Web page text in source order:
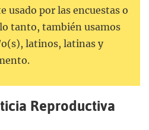
por las encuestas o
tanto, también usamos
latinos, latinas y
Reproductiva